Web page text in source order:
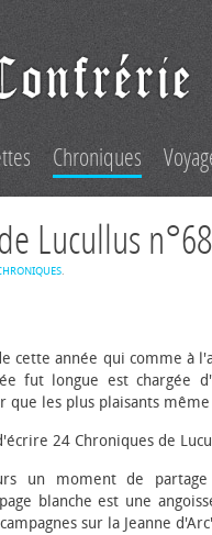
Chroniques
Lucullus
.
cette année qui comme à
fut longue est chargée
les plus plaisants
24 Chroniques de
un moment de
blanche est une
sur la Jeanne